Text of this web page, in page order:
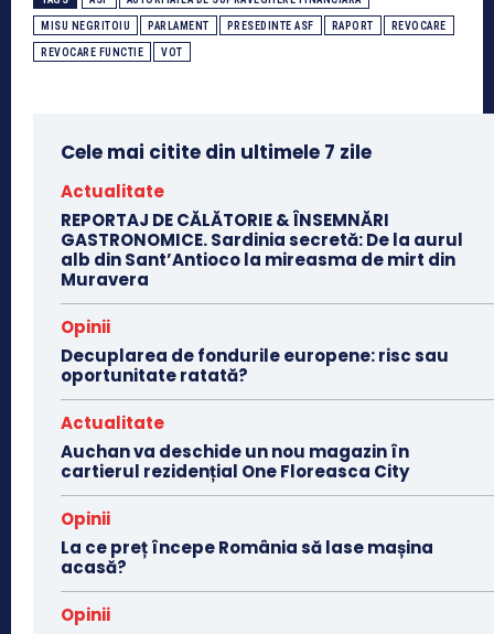
MISU NEGRITOIU PARLAMENT PRESEDINTE ASF RAPORT REVOCARE
REVOCARE FUNCTIE VOT
Cele mai citite din ultimele 7 zile
Actualitate
REPORTAJ DE CĂLĂTORIE & ÎNSEMNĂRI
GASTRONOMICE. Sardinia secretă: De la aurul
alb din Sant’Antioco la mireasma de mirt din
Muravera
Opinii
Decuplarea de fondurile europene: risc sau
oportunitate ratată?
Actualitate
Auchan va deschide un nou magazin în
cartierul rezidențial One Floreasca City
Opinii
La ce preț începe România să lase mașina
acasă?
Opinii